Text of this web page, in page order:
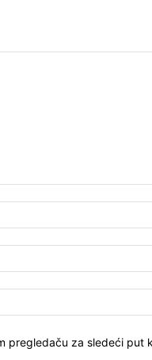
pregledaču za sledeći put